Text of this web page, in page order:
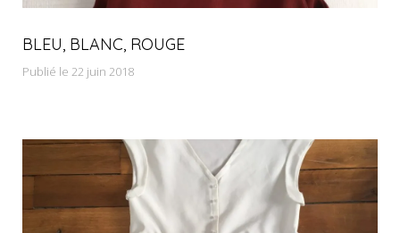
BLEU, BLANC, ROUGE
Publié le 22 juin 2018